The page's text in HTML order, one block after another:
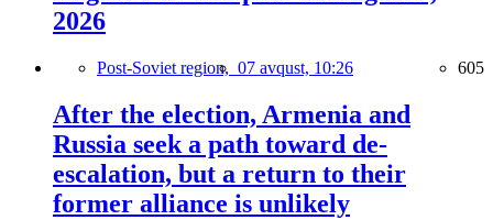
2026
Post-Soviet region, 07 avqust, 10:26 605
After the election, Armenia and
Russia seek a path toward de-
escalation, but a return to their
former alliance is unlikely